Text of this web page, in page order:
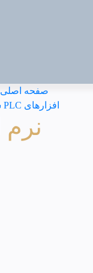
صفحه اصلی
افزارهای PLC سایر شرکت ها